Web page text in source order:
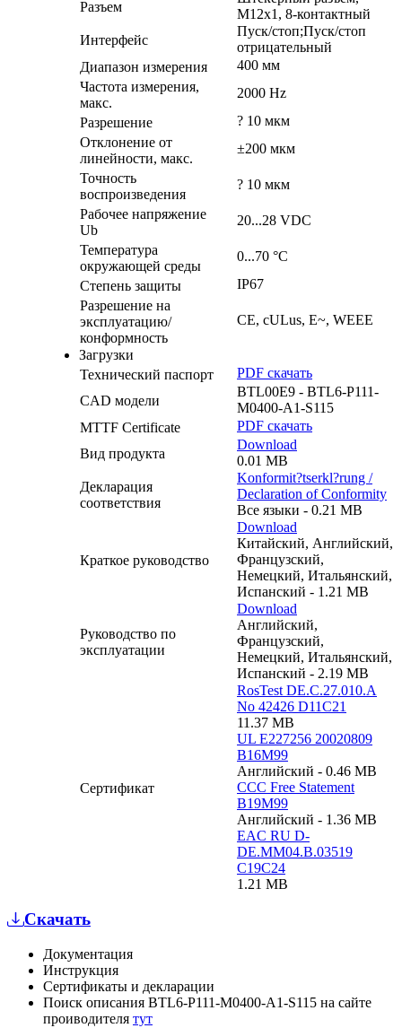
Разъем
M12x1, 8-контактный
Интерфейс
Пуск/стоп;Пуск/стоп
отрицательный
Диапазон измерения
400 мм
Частота измерения,
макс.
2000 Hz
Разрешение
? 10 мкм
Отклонение от
линейности, макс.
±200 мкм
Точность
воспроизведения
? 10 мкм
Рабочее напряжение
Ub
20...28 VDC
Температура
окружающей среды
0...70 °C
Степень защиты
IP67
Разрешение на
эксплуатацию/
конформность
CE, cULus, E~, WEEE
Загрузки
Технический паспорт
PDF скачать
CAD модели
BTL00E9 - BTL6-P111-
M0400-A1-S115
MTTF Certificate
PDF скачать
Вид продукта
Download
0.01 MB
Декларация
соответствия
Konformit?tserkl?rung /
Declaration of Conformity
Все языки - 0.21 MB
Краткое руководство
Download
Китайский, Английский,
Французский,
Немецкий, Итальянский,
Испанский - 1.21 MB
Руководство по
эксплуатации
Download
Английский,
Французский,
Немецкий, Итальянский,
Испанский - 2.19 MB
Сертификат
RosTest DE.C.27.010.A
No 42426 D11C21
11.37 MB
UL E227256 20020809
B16M99
Английский - 0.46 MB
CCC Free Statement
B19M99
Английский - 1.36 MB
EAC RU D-
DE.MM04.B.03519
C19C24
1.21 MB
Скачать
Документация
Инструкция
Сертификаты и декларации
Поиск описания BTL6-P111-M0400-A1-S115 на сайте
проиводителя тут